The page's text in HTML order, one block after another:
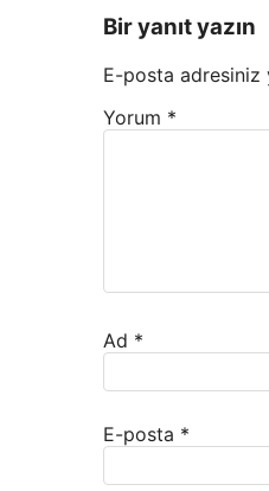
Bir yanıt yazın
E-posta adresiniz
Yorum *
Ad *
E-posta *